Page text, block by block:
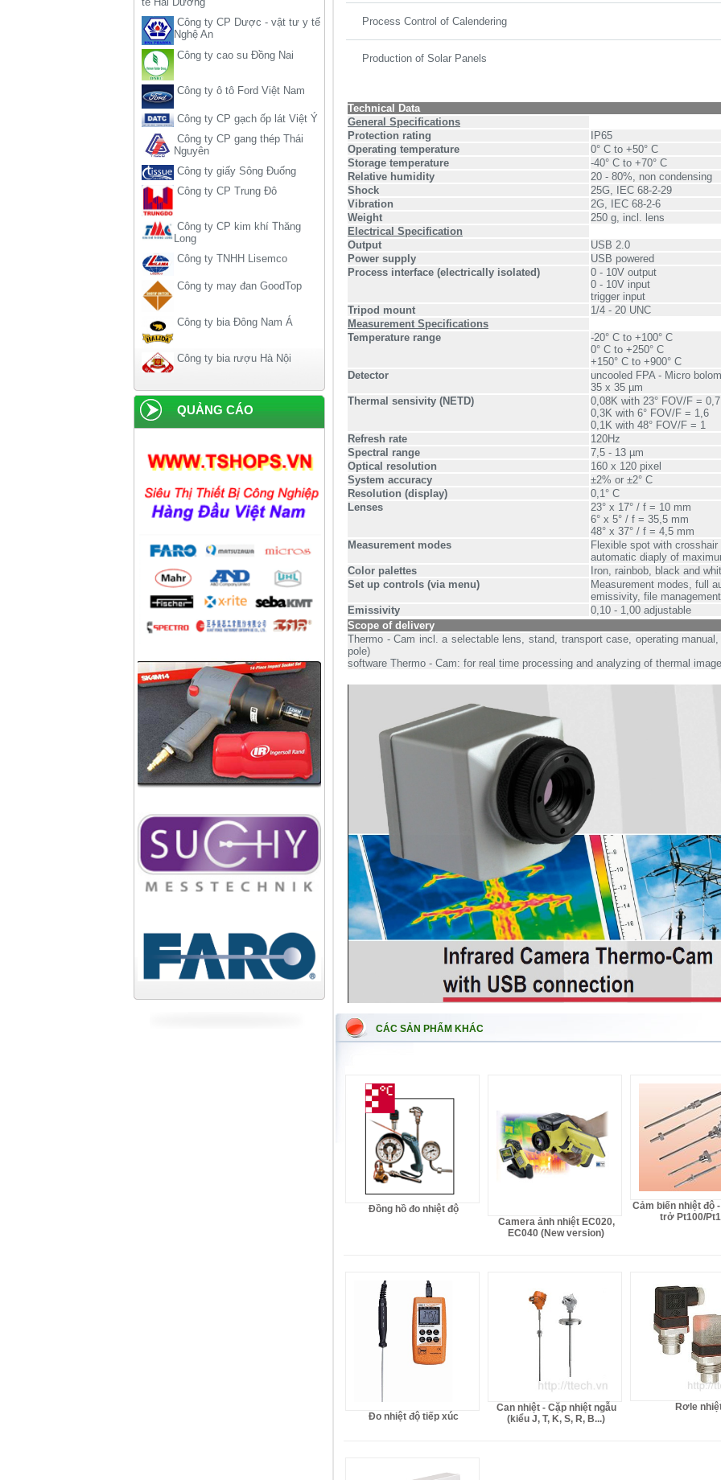
Nghệ An
Công ty cao su Đồng Nai
Công ty ô tô Ford Việt Nam
Công ty CP gạch ốp lát Việt Ý
Nguyên
Công ty giấy Sông Đuống
Công ty CP Trung Đô
Công ty CP kim khí Thăng
Công ty TNHH Lisemco
Công ty may đan GoodTop
Công ty bia Đông Nam Á
Công ty bia rượu Hà Nội
Công ty liên doanh American-
home
Công ty xi măng Hải Phòng
Công ty dược phẩm Becamex
Công ty bánh kẹo Hải Hà
Công ty CP nhiệt điện Ninh
Bình
Công ty thực phẩm Acecook
Nhà máy phân bón BACONCO
Công ty bia Thanh Hoa
Công ty TNHH Baw Heng
Steel Việt Nam
Công ty bia Việt Hà
Công ty TNHH công nghiệp
Broad Bright Sakura
Công ty xi măng Bút Sơn
Công ty TNHH cán thép Tam
Điệp
Tiếp tục cập nhật
QUẢNG CÁO
Process Control of Calendering
Production of Solar Panels
Technical Data
General Specifications
Protection rating
IP65
Operating temperature
0° C to +50° C
Storage temperature
-40° C to +70° C
Relative humidity
20 - 80%, non condensing
Shock
25G, IEC 68-2-29
Vibration
2G, IEC 68-2-6
Weight
250 g, incl. lens
Electrical Specification
Output
USB 2.0
Power supply
USB powered
Process interface (electrically isolated)
0 - 10V output
0 - 10V input
trigger input
Tripod mount
1/4 - 20 UNC
Measurement Specifications
Temperature range
-20° C to +100° C
0° C to +250° C
+150° C to +900° C
Detector
uncooled FPA - Micro
35 x 35 µm
Thermal sensivity (NETD)
0,08K with 23° FOV/F = 0,7
0,3K with 6° FOV/F = 1,6
0,1K with 48° FOV/F = 1
Refresh rate
120Hz
Spectral range
7,5 - 13 µm
Optical resolution
160 x 120 pixel
System accuracy
±2% or ±2° C
Resolution (display)
0,1° C
Lenses
23° x 17° / f = 10 mm
6° x 5° / f = 35,5 mm
48° x 37° / f = 4,5 mm
Measurement modes
Flexible spot with
automatic diaply of
Color palettes
Iron, rainbob, black and
Set up controls (via menu)
Measurement modes, full
emissivity, file
Emissivity
0,10 - 1,00 adjustable
Scope of delivery
Thermo - Cam incl. a selectable lens, stand, transport case, operating
pole)
software Thermo - Cam: for real time processing and analyzing of thermal
CÁC SẢN PHẨM KHÁC
Đồng hồ đo nhiệt độ
Camera ảnh nhiệt EC020,
EC040 (New version)
Cảm biến nhiệt độ
trở Pt100/
Đo nhiệt độ tiếp xúc
Can nhiệt - Cặp nhiệt ngẫu
(kiểu J, T, K, S, R, B...)
Rơle